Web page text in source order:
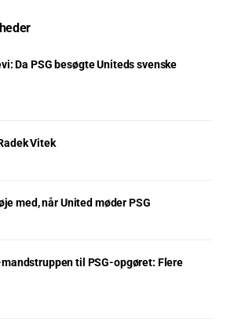
Da PSG besøgte Uniteds svenske
Vitek
med, når United møder PSG
til PSG-opgøret: Flere